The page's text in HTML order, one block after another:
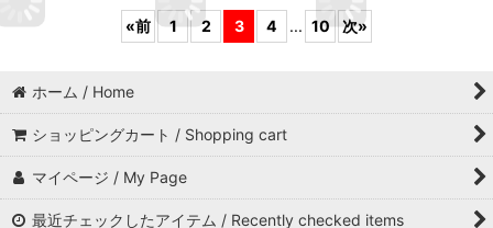
«前 1 2 3 4 ... 10 次»
ホーム / Home
ショッピングカート / Shopping cart
マイページ / My Page
最近チェックしたアイテム / Recently checked items